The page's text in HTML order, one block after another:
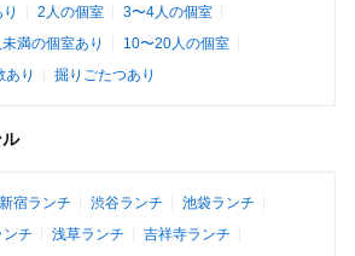
2人の個室
3〜4人の個室
満の個室あり
10〜20人の個室
あり 掘りごたつあり
新宿ランチ 渋谷ランチ
池袋ランチ
チ 浅草ランチ
吉祥寺ランチ